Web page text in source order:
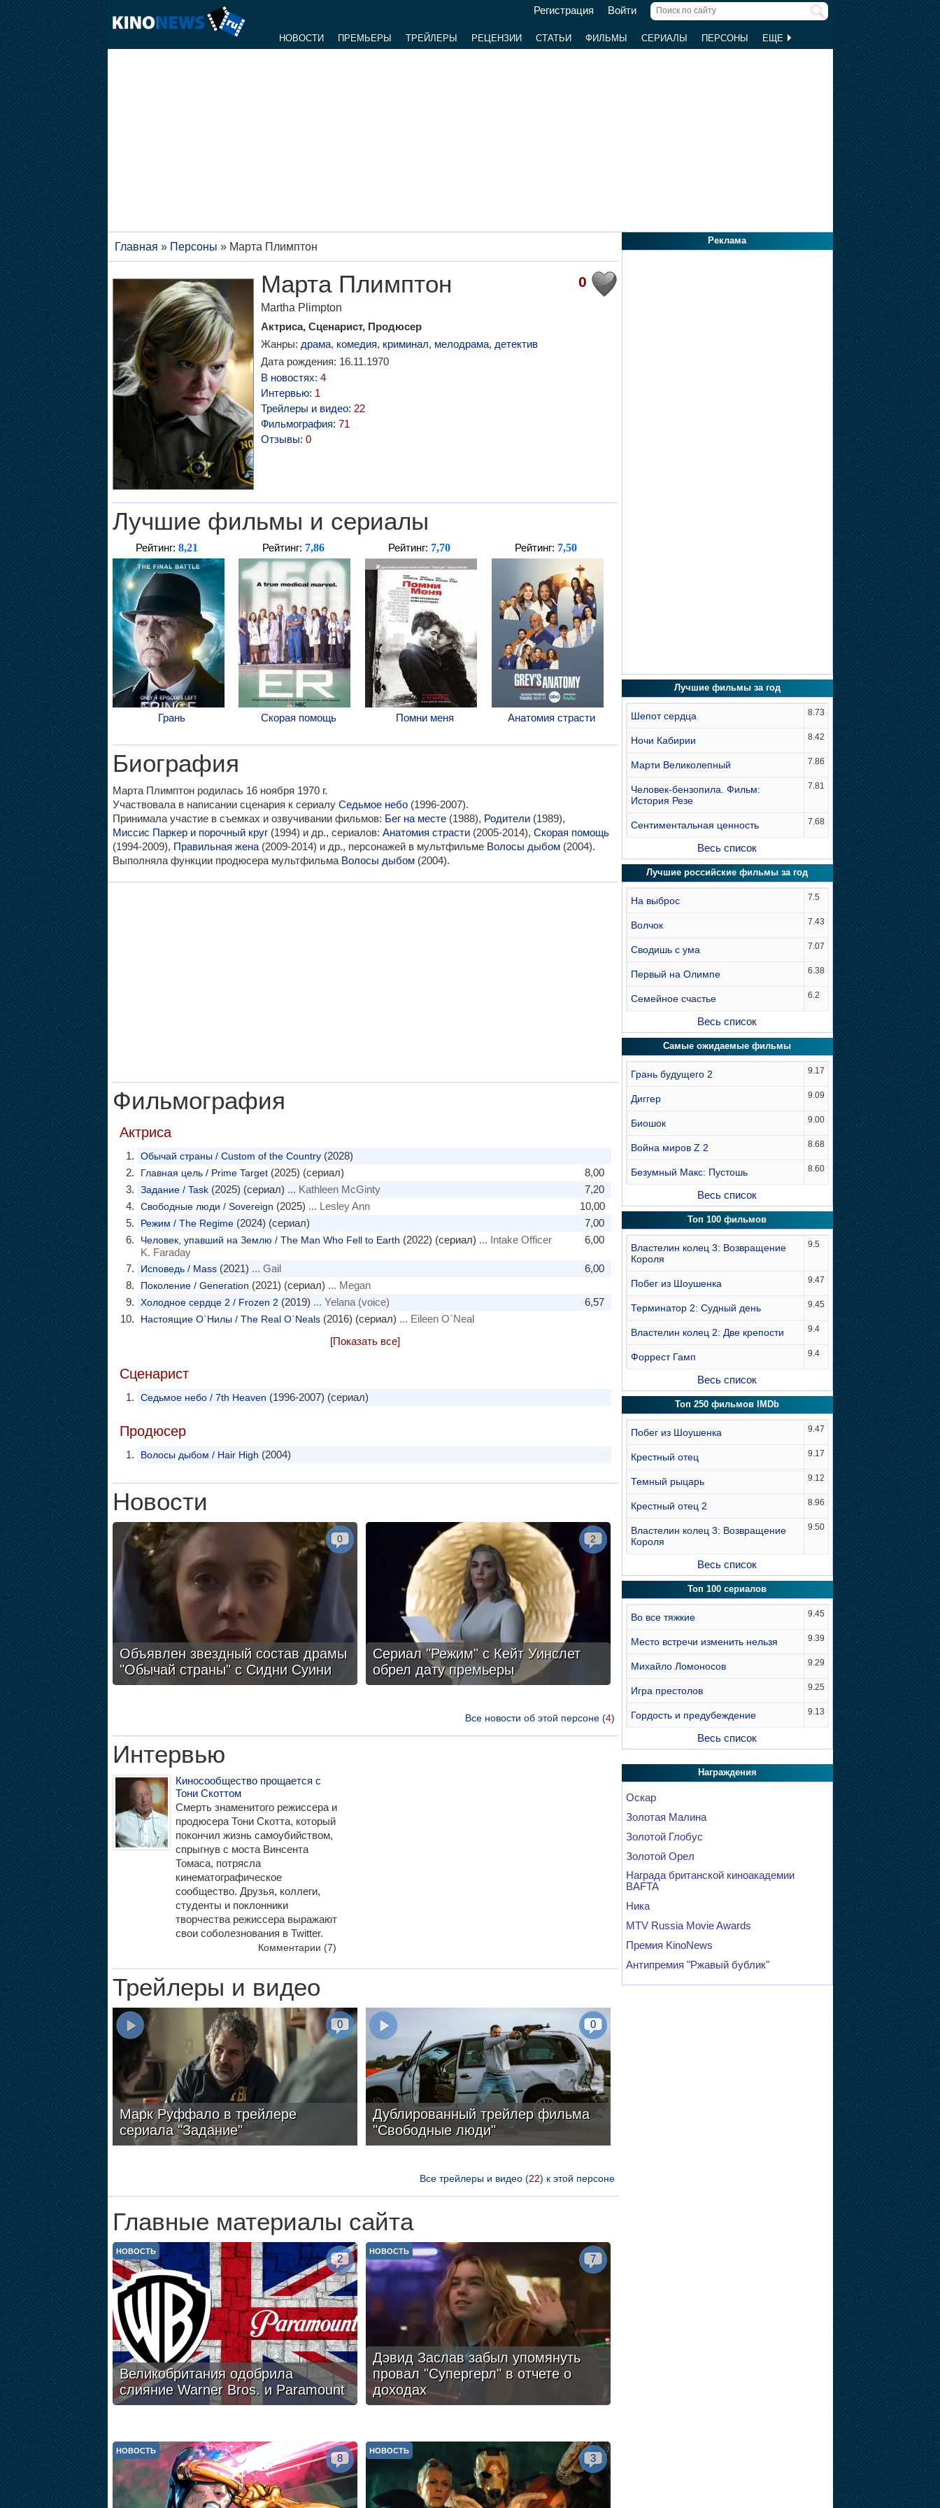
Регистрация Войти
НОВОСТИ ПРЕМЬЕРЫ ТРЕЙЛЕРЫ РЕЦЕНЗИИ СТАТЬИ ФИЛЬМЫ СЕРИАЛЫ ПЕРСОНЫ ЕЩЕ
Главная » Персоны » Марта Плимптон
0
Марта Плимптон
Martha Plimpton
Актриса, Сценарист, Продюсер
Жанры: драма, комедия, криминал, мелодрама, детектив
Дата рождения: 16.11.1970
В новостях: 4
Интервью: 1
Трейлеры и видео: 22
Фильмография: 71
Отзывы: 0
Лучшие фильмы и сериалы
Рейтинг: 8,21
Грань
Рейтинг: 7,86
Скорая помощь
Рейтинг: 7,70
Помни меня
Рейтинг: 7,50
Анатомия страсти
Биография
Марта Плимптон родилась 16 ноября 1970 г.
Участвовала в написании сценария к сериалу Седьмое небо(1996-2007).
Принимала участие в съемках и озвучивании фильмов: Бег на месте(1988), Родители(1989),
Миссис Паркер и порочный круг(1994) и др., сериалов: Анатомия страсти(2005-2014), Скорая помощь
(1994-2009), Правильная жена(2009-2014) и др., персонажей в мультфильме Волосы дыбом(2004).
Выполняла функции продюсера мультфильма Волосы дыбом(2004).
Фильмография
Актриса
Обычай страны / Custom of the Country(2028)
8,00
Главная цель / Prime Target(2025) (сериал)
7,20
Задание / Task(2025) (сериал) ... Kathleen McGinty
10,00
Свободные люди / Sovereign (2025) ... Lesley Ann
7,00
Режим / The Regime(2024) (сериал)
6,00
Человек, упавший на Землю / The Man Who Fell to Earth (2022) (сериал) ... Intake Officer
K. Faraday
6,00
Исповедь / Mass(2021) ... Gail
Поколение / Generation (2021) (сериал) ... Megan
6,57
Холодное сердце 2 / Frozen 2 (2019) ... Yelana (voice)
Настоящие О`Нилы / The Real O`Neals(2016) (сериал) ... Eileen O`Neal
[Показать все]
Сценарист
Седьмое небо / 7th Heaven (1996-2007) (сериал)
Продюсер
Волосы дыбом / Hair High (2004)
Новости
Объявлен звездный состав драмы
"Обычай страны" с Сидни Суини
0
Сериал "Режим" с Кейт Уинслет
обрел дату премьеры
2
Все новости об этой персоне (4)
Интервью
Киносообщество прощается с
Тони Скоттом
Смерть знаменитого режиссера и
продюсера Тони Скотта, который
покончил жизнь самоубийством,
спрыгнув с моста Винсента
Томаса, потрясла
кинематографическое
сообщество. Друзья, коллеги,
студенты и поклонники
творчества режиссера выражают
свои соболезнования в Twitter.
Комментарии (7)
Трейлеры и видео
Марк Руффало в трейлере
сериала "Задание"
0
Дублированный трейлер фильма
"Свободные люди"
0
Все трейлеры и видео (22) к этой персоне
Главные материалы сайта
Великобритания одобрила
слияние Warner Bros. и Paramount
НОВОСТЬ
2
Дэвид Заслав забыл упомянуть
провал "Супергерл" в отчете о
доходах
НОВОСТЬ
7
НОВОСТЬ
8
НОВОСТЬ
3
Реклама
Лучшие фильмы за год
Шепот сердца 8.73
Ночи Кабирии 8.42
Марти Великолепный 7.86
Человек-бензопила. Фильм:
История Резе
7.81
Сентиментальная ценность 7.68
Весь список
Лучшие российские фильмы за год
На выброс 7.5
Волчок 7.43
Сводишь с ума 7.07
Первый на Олимпе 6.38
Семейное счастье 6.2
Весь список
Самые ожидаемые фильмы
Грань будущего 2 9.17
Диггер 9.09
Биошок 9.00
Война миров Z 2 8.68
Безумный Макс: Пустошь 8.60
Весь список
Топ 100 фильмов
Властелин колец 3: Возвращение
Короля
9.5
Побег из Шоушенка 9.47
Терминатор 2: Судный день 9.45
Властелин колец 2: Две крепости 9.4
Форрест Гамп 9.4
Весь список
Топ 250 фильмов IMDb
Побег из Шоушенка 9.47
Крестный отец 9.17
Темный рыцарь 9.12
Крестный отец 2 8.96
Властелин колец 3: Возвращение
Короля
9.50
Весь список
Топ 100 сериалов
Во все тяжкие 9.45
Место встречи изменить нельзя 9.39
Михайло Ломоносов 9.29
Игра престолов 9.25
Гордость и предубеждение 9.13
Весь список
Награждения
Оскар
Золотая Малина
Золотой Глобус
Золотой Орел
Награда британской киноакадемии
BAFTA
Ника
MTV Russia Movie Awards
Премия KinoNews
Антипремия "Ржавый бублик"